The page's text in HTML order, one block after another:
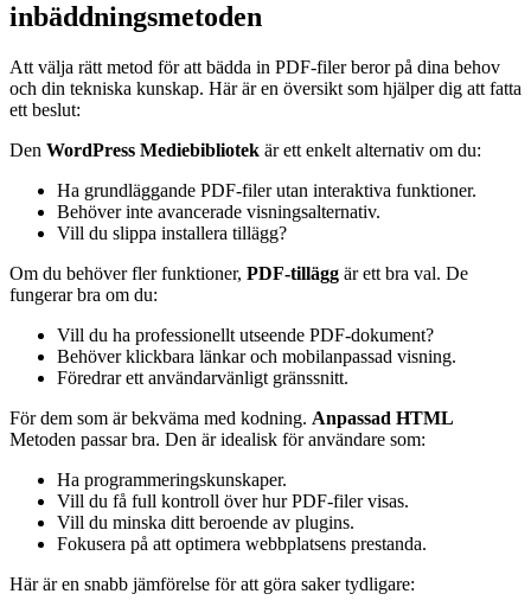
inbäddningsmetoden
Att välja rätt metod för att bädda in PDF-filer beror på dina behov
och din tekniska kunskap. Här är en översikt som hjälper dig att fatta
ett beslut:
Den WordPress Mediebibliotek är ett enkelt alternativ om du:
Ha grundläggande PDF-filer utan interaktiva funktioner.
Behöver inte avancerade visningsalternativ.
Vill du slippa installera tillägg?
Om du behöver fler funktioner, PDF-tillägg är ett bra val. De
fungerar bra om du:
Vill du ha professionellt utseende PDF-dokument?
Behöver klickbara länkar och mobilanpassad visning.
Föredrar ett användarvänligt gränssnitt.
För dem som är bekväma med kodning. Anpassad HTML
Metoden passar bra. Den är idealisk för användare som:
Ha programmeringskunskaper.
Vill du få full kontroll över hur PDF-filer visas.
Vill du minska ditt beroende av plugins.
Fokusera på att optimera webbplatsens prestanda.
Här är en snabb jämförelse för att göra saker tydligare: